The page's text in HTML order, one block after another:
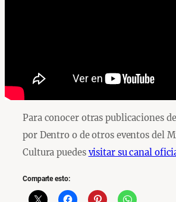
Para conocer otras publicaciones
por Dentro o de otros eventos del
Cultura puedes visitar su canal
Comparte esto: